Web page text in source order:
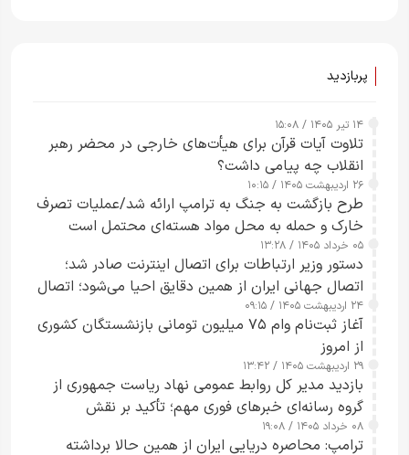
پربازدید
۱۴ تیر ۱۴۰۵ / ۱۵:۰۸
تلاوت آیات قرآن برای هیأت‌های خارجی در محضر رهبر
انقلاب چه پیامی داشت؟
۲۶ اردیبهشت ۱۴۰۵ / ۱۰:۱۵
طرح‌ بازگشت به جنگ به ترامپ ارائه شد/عملیات تصرف
خارک و حمله به محل مواد هسته‌ای محتمل است
۰۵ خرداد ۱۴۰۵ / ۱۳:۲۸
دستور وزیر ارتباطات برای اتصال اینترنت صادر شد؛
اتصال جهانی ایران از همین دقایق احیا می‌شود؛ اتصال
کامل مردم تا ۲۴ ساعت آینده
۲۴ اردیبهشت ۱۴۰۵ / ۰۹:۱۵
آغاز ثبت‌نام وام ۷۵ میلیون تومانی بازنشستگان کشوری
از امروز
۲۹ اردیبهشت ۱۴۰۵ / ۱۳:۴۲
بازدید مدیر کل روابط عمومی نهاد ریاست جمهوری از
گروه رسانه‌ای خبرهای فوری مهم؛ تأکید بر نقش
رسانه‌های هوشمند و مسئول در ارتقای آگاهی عمومی
۰۸ خرداد ۱۴۰۵ / ۱۹:۰۸
ترامپ: محاصره دریایی ایران از همین حالا برداشته